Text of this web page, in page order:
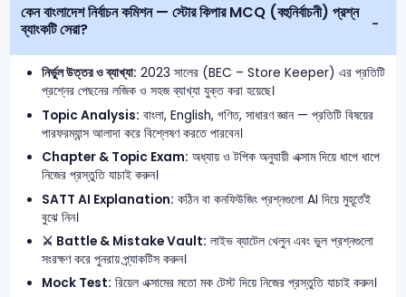
কেন বাংলাদেশ নির্বাচন কমিশন — স্টোর কিপার MCQ (বহুনির্বাচনী) প্রশ্ন
ব্যাংকটি সেরা?
নির্ভুল উত্তর ও ব্যাখ্যা: 2023 সালের (BEC – Store Keeper) এর প্রতিটি
প্রশ্নের পেছনের লজিক ও সহজ ব্যাখ্যা যুক্ত করা হয়েছে।
Topic Analysis: বাংলা, English, গণিত, সাধারণ জ্ঞান — প্রতিটি বিষয়ের
পারফরম্যান্স আলাদা করে বিশ্লেষণ করতে পারবেন।
Chapter & Topic Exam: অধ্যায় ও টপিক অনুযায়ী এক্সাম দিয়ে ধাপে ধাপে
নিজের প্রস্তুতি যাচাই করুন।
SATT AI Explanation: কঠিন বা কনফিউজিং প্রশ্নগুলো AI দিয়ে মুহূর্তেই
বুঝে নিন।
⚔️ Battle & Mistake Vault: লাইভ ব্যাটেল খেলুন এবং ভুল প্রশ্নগুলো
সংরক্ষণ করে পুনরায় প্র্যাকটিস করুন।
Mock Test: রিয়েল এক্সামের মতো মক টেস্ট দিয়ে নিজের প্রস্তুতি যাচাই করুন।